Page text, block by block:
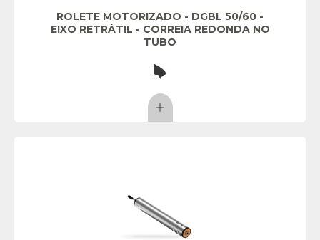
ROLETE MOTORIZADO - DGBL 50/60 -
EIXO RETRÁTIL - CORREIA REDONDA NO
TUBO